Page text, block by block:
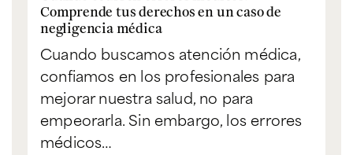
Comprende tus derechos en un caso de
negligencia médica
Cuando buscamos atención médica,
confiamos en los profesionales para
mejorar nuestra salud, no para
empeorarla. Sin embargo, los errores
médicos…